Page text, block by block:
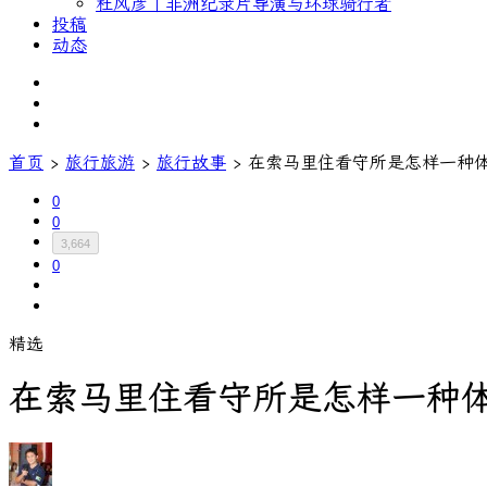
投稿
动态
首页 › 旅行旅游 › 旅行故事 › 在索马里住看守所是怎样一种
0
0
3,664
0
精选
在索马里住看守所是怎样一种